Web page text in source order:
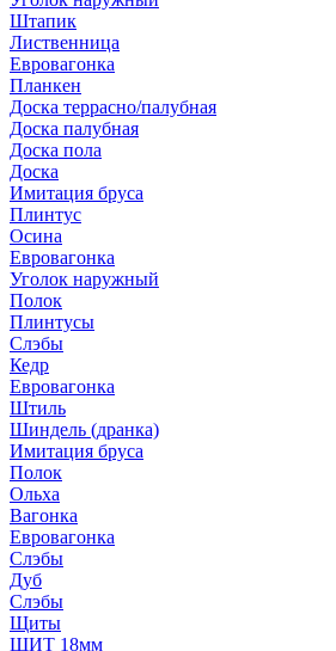
Штапик
Лиственница
Евровагонка
Планкен
Доска террасно/палубная
Доска палубная
Доска пола
Доска
Имитация бруса
Плинтус
Осина
Евровагонка
Уголок наружный
Полок
Плинтусы
Слэбы
Кедр
Евровагонка
Штиль
Шиндель (дранка)
Имитация бруса
Полок
Ольха
Вагонка
Евровагонка
Слэбы
Дуб
Слэбы
Щиты
ЩИТ 18мм